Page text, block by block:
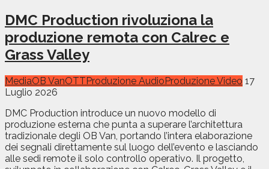
DMC Production rivoluziona la
produzione remota con Calrec e
Grass Valley
MediaOB VanOTTProduzione AudioProduzione Video 17
Luglio 2026
DMC Production introduce un nuovo modello di
produzione esterna che punta a superare l’architettura
tradizionale degli OB Van, portando l’intera elaborazione
dei segnali direttamente sul luogo dell’evento e lasciando
alle sedi remote il solo controllo operativo. Il progetto,